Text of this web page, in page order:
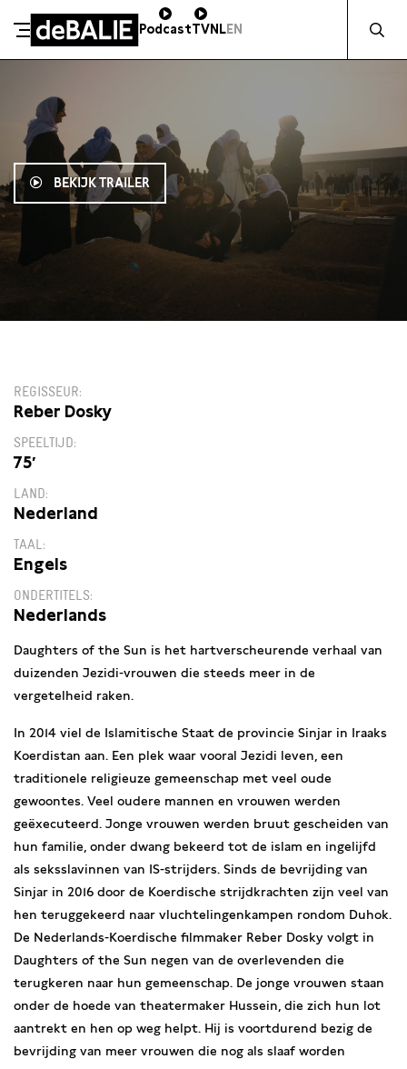
De Balie
PodcastTVNLEN
BEKIJK TRAILER
REGISSEUR
Reber Dosky
SPEELTIJD
75′
LAND
Nederland
TAAL
Engels
ONDERTITELS
Nederlands
Daughters of the Sun is het hartverscheurende verhaal van
duizenden Jezidi-vrouwen die steeds meer in de
vergetelheid raken.
In 2014 viel de Islamitische Staat de provincie Sinjar in Iraaks
Koerdistan aan. Een plek waar vooral Jezidi leven, een
traditionele religieuze gemeenschap met veel oude
gewoontes. Veel oudere mannen en vrouwen werden
geëxecuteerd. Jonge vrouwen werden bruut gescheiden van
hun familie, onder dwang bekeerd tot de islam en ingelijfd
als seksslavinnen van IS-strijders. Sinds de bevrijding van
Sinjar in 2016 door de Koerdische strijdkrachten zijn veel van
hen teruggekeerd naar vluchtelingenkampen rondom Duhok.
De Nederlands-Koerdische filmmaker Reber Dosky volgt in
Daughters of the Sun negen van de overlevenden die
terugkeren naar hun gemeenschap. De jonge vrouwen staan
onder de hoede van theatermaker Hussein, die zich hun lot
aantrekt en hen op weg helpt. Hij is voortdurend bezig de
bevrijding van meer vrouwen die nog als slaaf worden